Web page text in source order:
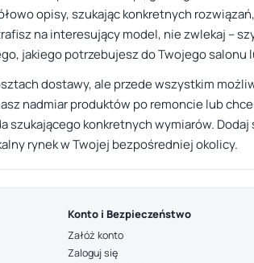
opisy, szukając konkretnych
na interesujący model, nie zwlekaj –
jakiego potrzebujesz do Twojego salonu
dostawy, ale przede wszystkim
nadmiar produktów po remoncie lub
konkretnych wymiarów.
rynek w Twojej bezpośredniej okolicy.
Konto i Bezpieczeństwo
Załóż konto
Zaloguj się